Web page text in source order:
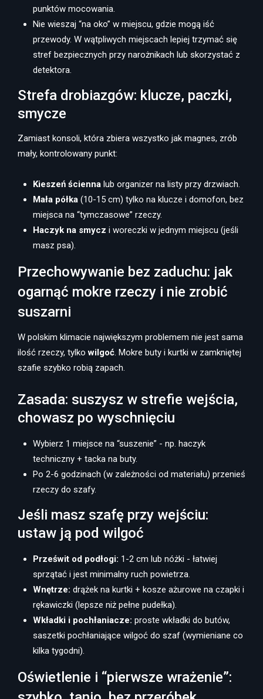
punktów mocowania.
Nie wieszaj “na oko” w miejscu, gdzie mogą iść
przewody. W wątpliwych miejscach lepiej trzymać się
stref bezpiecznych przy narożnikach lub skorzystać z
detektora.
Strefa drobiazgów: klucze, paczki,
smycze
Zamiast konsoli, która zbiera wszystko jak magnes, zrób
mały, kontrolowany punkt:
Kieszeń ścienna lub organizer na listy przy drzwiach.
Mała półka (10-15 cm) tylko na klucze i domofon, bez
miejsca na “tymczasowe” rzeczy.
Haczyk na smycz i woreczki w jednym miejscu (jeśli
masz psa).
Przechowywanie bez zaduchu: jak
ogarnąć mokre rzeczy i nie zrobić
suszarni
W polskim klimacie największym problemem nie jest sama
ilość rzeczy, tylkowilgoć. Mokre buty i kurtki w zamkniętej
szafie szybko robią zapach.
Zasada: suszysz w strefie wejścia,
chowasz po wyschnięciu
Wybierz 1 miejsce na “suszenie” - np. haczyk
techniczny + tacka na buty.
Po 2-6 godzinach (w zależności od materiału) przenieś
rzeczy do szafy.
Jeśli masz szafę przy wejściu:
ustaw ją pod wilgoć
Prześwit od podłogi: 1-2 cm lub nóżki - łatwiej
sprzątać i jest minimalny ruch powietrza.
Wnętrze: drążek na kurtki + kosze ażurowe na czapki i
rękawiczki (lepsze niż pełne pudełka).
Wkładki i pochłaniacze: proste wkładki do butów,
saszetki pochłaniające wilgoć do szaf (wymieniane co
kilka tygodni).
Oświetlenie i “pierwsze wrażenie”: